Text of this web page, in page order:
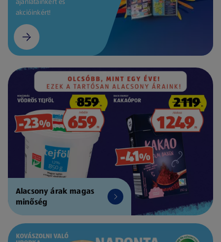
akcióinkért!
Alacsony árak magas
minőség